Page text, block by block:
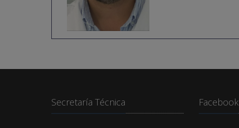
Secretaría Técnica Facebook